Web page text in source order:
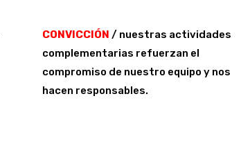
CONVICCIÓN / nuestras actividades
complementarias refuerzan el
compromiso de nuestro equipo y nos
hacen responsables.